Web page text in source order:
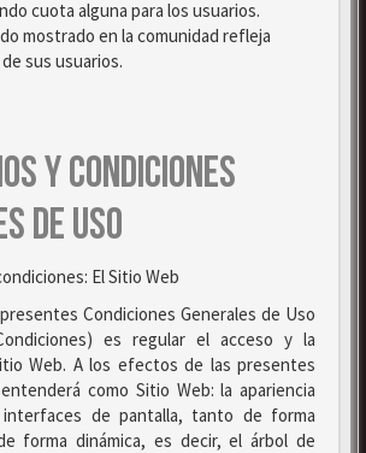
cuota alguna para los usuarios.
mostrado en la comunidad refleja
sus usuarios.
Y CONDICIONES
DE USO
El Sitio Web
Condiciones Generales de Uso
es regular el acceso y la
Web. A los efectos de las presentes
como Sitio Web: la apariencia
de pantalla, tanto de forma
forma dinámica, es decir, el árbol de